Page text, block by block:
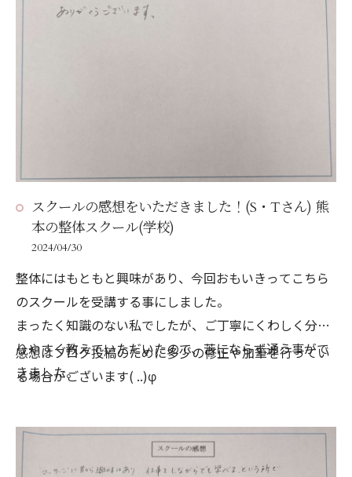
スクールの感想をいただきました！(S・Tさん) 熊
本の整体スクール(学校)
2024/04/30
整体にはもともと興味があり、今回おもいきってこちら
のスクールを受講する事にしました。
まったく知識のない私でしたが、ご丁寧にくわしく分か
りやすく教えていただいたので、苦にならず通う事がで
きました。
た。
ありがとうございます。
感想はブログ投稿のために多少の修正や加筆を行ってい
る場合がございます( ..)φ